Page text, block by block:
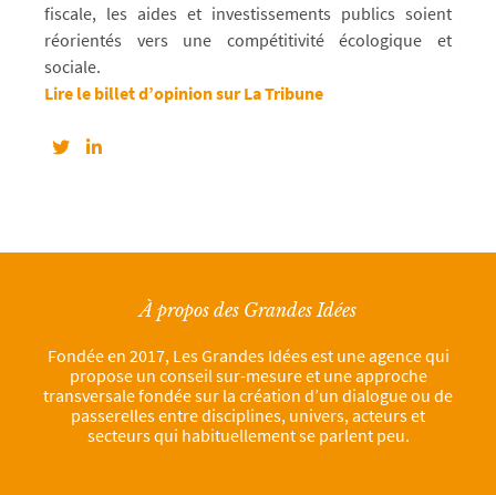
fiscale, les aides et investissements publics soient
réorientés vers une compétitivité écologique et
sociale.
Lire le billet d’opinion sur La Tribune
À propos des Grandes Idées
Fondée en 2017, Les Grandes Idées est une agence qui
propose un conseil sur-mesure et une approche
transversale fondée sur la création d’un dialogue ou de
passerelles entre disciplines, univers, acteurs et
secteurs qui habituellement se parlent peu.